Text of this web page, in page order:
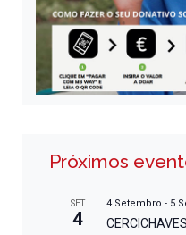
Próximos
SET
4
4 Setembro - 5